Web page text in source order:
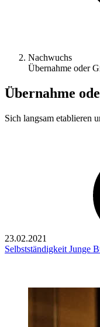
Nachwuchs
Übernahme oder
Übernahme
Sich langsam etablieren
23.02.2021
Selbstständigkeit Junge